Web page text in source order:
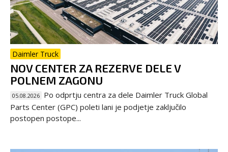
Daimler Truck
NOV CENTER ZA REZERVE DELE V
POLNEM ZAGONU
05.08.2026 Po odprtju centra za dele Daimler Truck Global
Parts Center (GPC) poleti lani je podjetje zaključilo
postopen postope...